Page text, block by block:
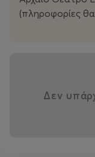
(πληροφορίες
Δεν